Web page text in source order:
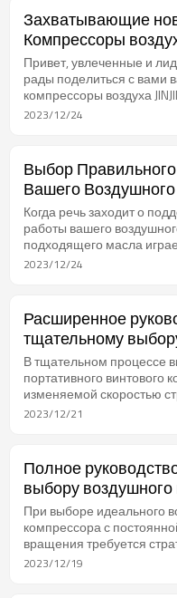
которые делают их
промышленных
Захватывающие
Компрессоры
центре внимания на
2023!
Привет, увлеченные и
рады поделиться с вами
компрессоры воздуха
участие в престижной
2023/12/24
Выбор
Вашего
Полнокровное
Когда речь заходит о
работы вашего
подходящего масла
масла, который вы
руководстве мы
идеального масла,
цифровой информацией.
2023/12/24
Расширенное
тщательному
винтового
скоростью
В тщательном процессе
портативного винтового
изменяемой скоростью
укрепленный
числовые данные для
обоснованного решения,
вашим конкретным
2023/12/21
Полное
выбору
постоянной
При выборе идеального
компрессора с
вращения требуется
укрепленный
2023/12/19